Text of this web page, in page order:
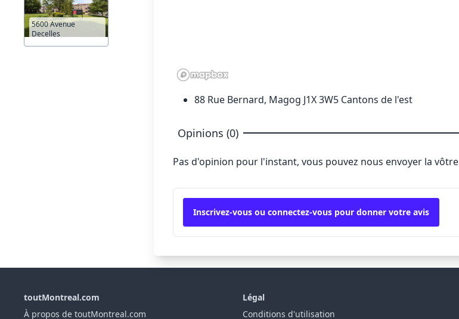
5600 Avenue
Decelles
88 Rue Bernard, Magog J1X 3W5 Cantons de l'est
Opinions (0)
Pas d'opinion pour l'instant, vous pouvez nous envoyer la vôtre
Inscrivez-vous ou connectez-vous pour donner votre avis
toutMontreal.com
À propos de toutMontreal.com
Légal
Conditions d'utilisation